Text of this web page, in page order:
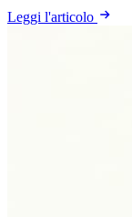
Leggi l'articolo